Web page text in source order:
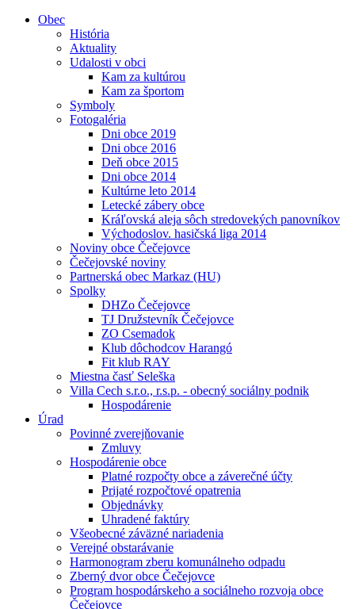
Obec
História
Aktuality
Udalosti v obci
Kam za kultúrou
Kam za športom
Symboly
Fotogaléria
Dni obce 2019
Dni obce 2016
Deň obce 2015
Dni obce 2014
Kultúrne leto 2014
Letecké zábery obce
Kráľovská aleja sôch stredovekých panovníkov
Východoslov. hasičská liga 2014
Noviny obce Čečejovce
Čečejovské noviny
Partnerská obec Markaz (HU)
Spolky
DHZo Čečejovce
TJ Družstevník Čečejovce
ZO Csemadok
Klub dôchodcov Harangó
Fit klub RAY
Miestna časť Seleška
Villa Cech s.r.o., r.s.p. - obecný sociálny podnik
Hospodárenie
Úrad
Povinné zverejňovanie
Zmluvy
Hospodárenie obce
Platné rozpočty obce a záverečné účty
Prijaté rozpočtové opatrenia
Objednávky
Uhradené faktúry
Všeobecné záväzné nariadenia
Verejné obstarávanie
Harmonogram zberu komunálneho odpadu
Zberný dvor obce Čečejovce
Program hospodárskeho a sociálneho rozvoja obce
Čečejovce